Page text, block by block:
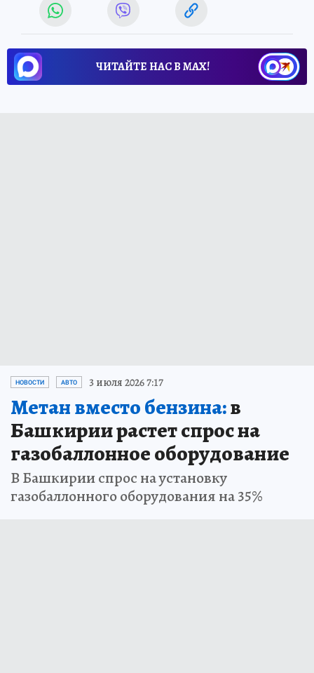
ЧИТАЙТЕ НАС В МАХ!
НОВОСТИ АВТО 3 июля 2026 7:17
Метан вместо бензина:в
Башкирии растет спрос на
газобаллонное оборудование
В Башкирии спрос на установку
газобаллонного оборудования на 35%